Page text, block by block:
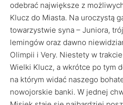
odebrać największe z
Klucz do Miasta. Na uroczystą
towarzystwie syna – Juniora,
lemingów oraz dawno
Olimpii i Very. Niestety w
Wielki Klucz, a wkrótce po tym
na którym widać naszego
nowojorskie banki. W jednej